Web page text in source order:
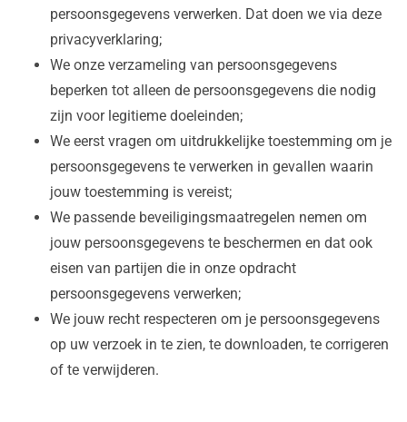
persoonsgegevens verwerken. Dat doen we via deze
privacyverklaring;
We onze verzameling van persoonsgegevens
beperken tot alleen de persoonsgegevens die nodig
zijn voor legitieme doeleinden;
We eerst vragen om uitdrukkelijke toestemming om je
persoonsgegevens te verwerken in gevallen waarin
jouw toestemming is vereist;
We passende beveiligingsmaatregelen nemen om
jouw persoonsgegevens te beschermen en dat ook
eisen van partijen die in onze opdracht
persoonsgegevens verwerken;
We jouw recht respecteren om je persoonsgegevens
op uw verzoek in te zien, te downloaden, te corrigeren
of te verwijderen.